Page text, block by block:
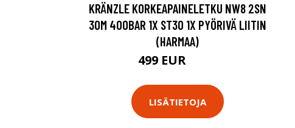
KRÄNZLE KORKEAPAINELETKU NW8 2SN
30M 400BAR 1X ST30 1X PYÖRIVÄ LIITIN
(HARMAA)
499 EUR
LISÄTIETOJA